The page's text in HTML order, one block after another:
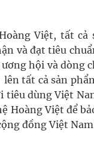
Việt, tất cả
và đạt tiêu
hội và dòng
tất cả sản
dùng Việt
Hoàng Việt để
đồng Việt